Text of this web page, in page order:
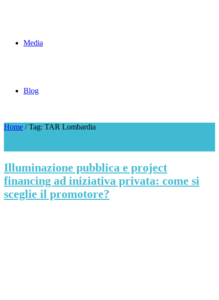
Media
Blog
Home /Tag: TAR Lombardia
Illuminazione pubblica e project
financing ad iniziativa privata: come si
sceglie il promotore?